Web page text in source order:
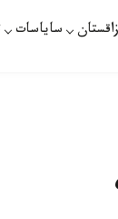
ساياسات